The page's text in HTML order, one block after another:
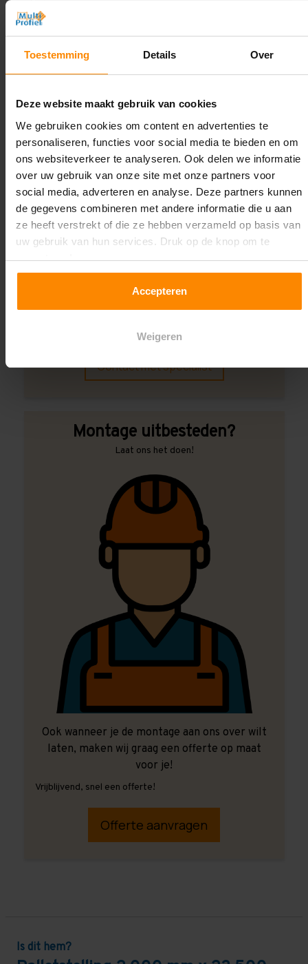
Toestemming Details Over
Deze website maakt gebruik van cookies
We gebruiken cookies om content en advertenties te
personaliseren, functies voor social media te bieden en om
ons websiteverkeer te analyseren. Ook delen we informatie
over uw gebruik van onze site met onze partners voor
social media, adverteren en analyse. Deze partners kunnen
de gegevens combineren met andere informatie die u aan
ze heeft verstrekt of die ze hebben verzameld op basis van
uw gebruik van hun services. Druk op de knop om te
accepteren!
Accepteren
Weigeren
Galva
2.350 kg (780 kg per pallet)
9304 kg
Oplossing op maat nodig?
Wij kunnen je helpen!
Een maat die niet op de site staat? Hogere
specialiteit!
Contact met specialist
Montage uitbesteden?
Laat ons het doen!
Ook wanneer je de montage aan ons over wilt
laten, maken wij graag een offerte op maat
voor je!
Vrijblijvend, snel een offerte!
Offerte aanvragen
Is dit hem?